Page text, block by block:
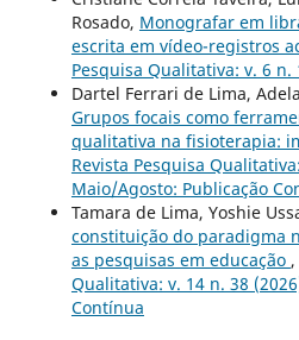
Rosado, Monografar em
escrita em vídeo-registros
Pesquisa Qualitativa: v. 6 n.
Dartel Ferrari de Lima,
Grupos focais como
qualitativa na fisioterapia:
Revista Pesquisa
Maio/Agosto: Publicação
Tamara de Lima, Yoshie
constituição do paradigma
as pesquisas em educação ,
Qualitativa: v. 14 n. 38
Contínua